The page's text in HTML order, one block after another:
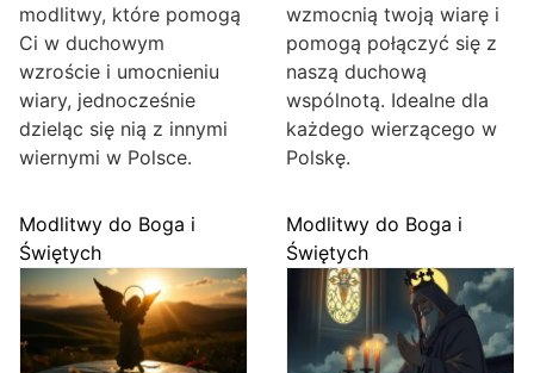
modlitwy, które pomogą
Ci w duchowym
wzroście i umocnieniu
wiary, jednocześnie
dzieląc się nią z innymi
wiernymi w Polsce.
wzmocnią twoją wiarę i
pomogą połączyć się z
naszą duchową
wspólnotą. Idealne dla
każdego wierzącego w
Polskę.
Modlitwy do Boga i
Świętych
Modlitwy do Boga i
Świętych